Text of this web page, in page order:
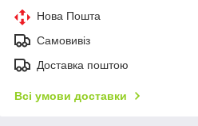
Нова Пошта
Самовивіз
Доставка поштою
Всі умови доставки